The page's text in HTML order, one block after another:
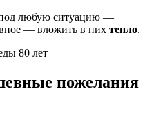
под любую ситуацию —
— вложить в них тепло.
пожелания